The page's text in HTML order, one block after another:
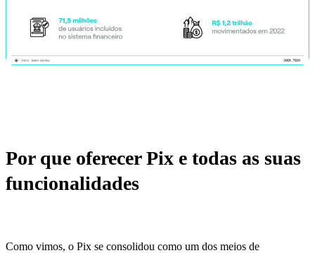
Por que oferecer Pix e todas as suas
funcionalidades
Como vimos, o Pix se consolidou como um dos meios de